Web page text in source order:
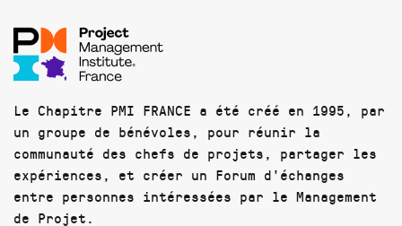
Le Chapitre PMI FRANCE a été créé en 1995, par
un groupe de bénévoles, pour réunir la
communauté des chefs de projets, partager les
expériences, et créer un Forum d'échanges
entre personnes intéressées par le Management
de Projet.